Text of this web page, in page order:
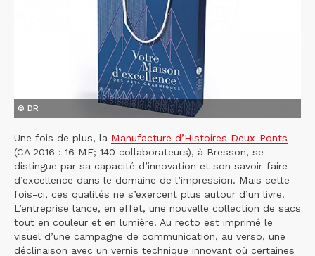
© DR
Une fois de plus, la Manufacture d’Histoires Deux-Ponts
(CA 2016 : 16 ME; 140 collaborateurs), à Bresson, se
distingue par sa capacité d’innovation et son savoir-faire
d’excellence dans le domaine de l’impression. Mais cette
fois-ci, ces qualités ne s’exercent plus autour d’un livre.
L’entreprise lance, en effet, une nouvelle collection de sacs
tout en couleur et en lumière. Au recto est imprimé le
visuel d’une campagne de communication, au verso, une
déclinaison avec un vernis technique innovant où certaines